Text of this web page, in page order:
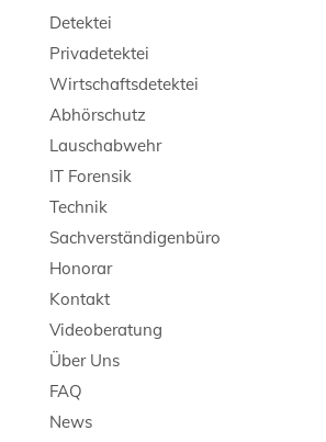
Detektei
Privadetektei
Wirtschaftsdetektei
Abhörschutz
Lauschabwehr
IT Forensik
Technik
Sachverständigenbüro
Honorar
Kontakt
Videoberatung
Über Uns
FAQ
News